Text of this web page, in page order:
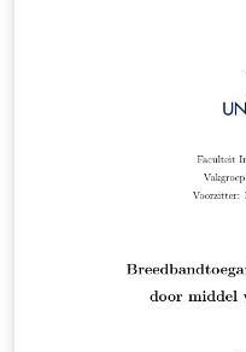
evenwicht blijven door
verbindingstouwtjes.
kunstzinnige
eenbladige
vorm van een